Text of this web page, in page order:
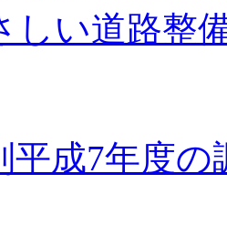
しい道路整
平成7年度